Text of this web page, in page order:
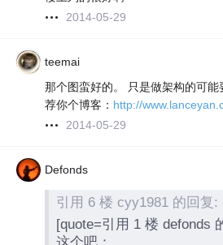
2014-05-29
teemai
那个图蛮好的。 只是做架构的可能
荐你个博客： http://
2014-05-29
Defonds
引用 6 楼 cyy1981 的回复:
[quote=引用 1 楼 defonds